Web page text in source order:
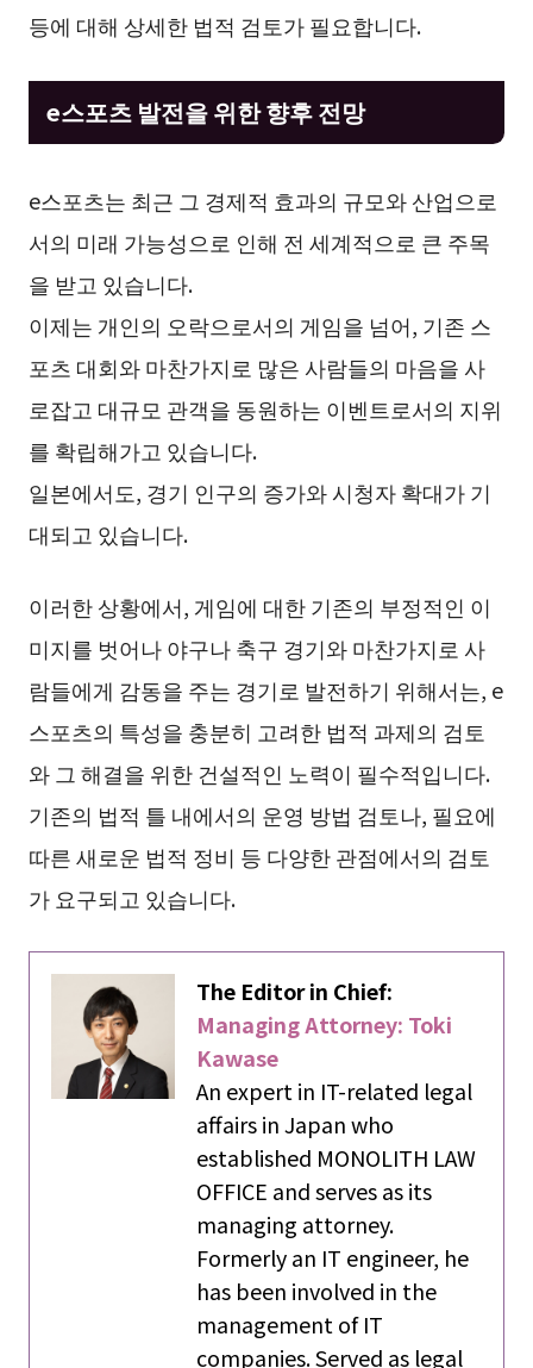
등에 대해 상세한 법적 검토가 필요합니다.
e스포츠 발전을 위한 향후 전망
e스포츠는 최근 그 경제적 효과의 규모와 산업으로
서의 미래 가능성으로 인해 전 세계적으로 큰 주목
을 받고 있습니다.
이제는 개인의 오락으로서의 게임을 넘어, 기존 스
포츠 대회와 마찬가지로 많은 사람들의 마음을 사
로잡고 대규모 관객을 동원하는 이벤트로서의 지위
를 확립해가고 있습니다.
일본에서도, 경기 인구의 증가와 시청자 확대가 기
대되고 있습니다.
이러한 상황에서, 게임에 대한 기존의 부정적인 이
미지를 벗어나 야구나 축구 경기와 마찬가지로 사
람들에게 감동을 주는 경기로 발전하기 위해서는, e
스포츠의 특성을 충분히 고려한 법적 과제의 검토
와 그 해결을 위한 건설적인 노력이 필수적입니다.
기존의 법적 틀 내에서의 운영 방법 검토나, 필요에
따른 새로운 법적 정비 등 다양한 관점에서의 검토
가 요구되고 있습니다.
The Editor in Chief:
Managing Attorney: Toki
Kawase
An expert in IT-related legal
affairs in Japan who
established MONOLITH LAW
OFFICE and serves as its
managing attorney.
Formerly an IT engineer, he
has been involved in the
management of IT
companies. Served as legal